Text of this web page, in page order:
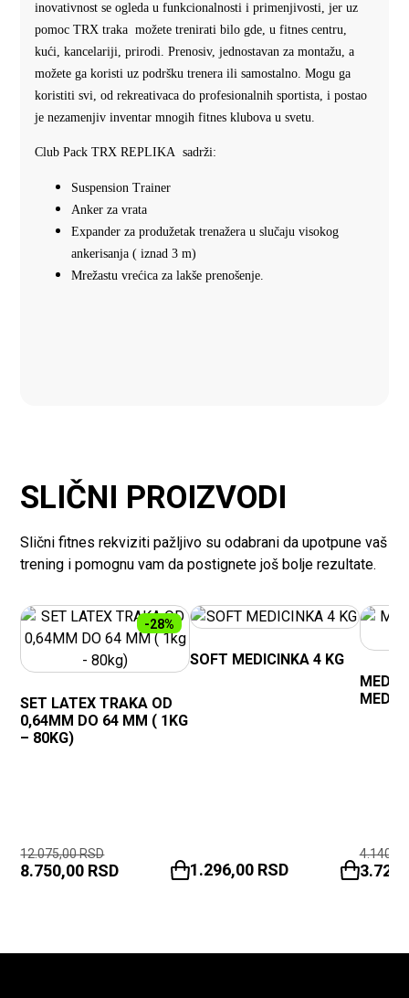
inovativnost se ogleda u funkcionalnosti i primenjivosti, jer uz
pomoc TRX traka možete trenirati bilo gde, u fitnes centru,
kući, kancelariji, prirodi. Prenosiv, jednostavan za montažu, a
možete ga koristi uz podršku trenera ili samostalno. Mogu ga
koristiti svi, od rekreativaca do profesionalnih sportista, i postao
je nezamenjiv inventar mnogih fitnes klubova u svetu.
Club Pack TRX REPLIKA sadrži:
Suspension Trainer
Anker za vrata
Expander za produžetak trenažera u slučaju visokog
ankerisanja ( iznad 3 m)
Mrežastu vrećica za lakše prenošenje.
SLIČNI PROIZVODI
Slični fitnes rekviziti pažljivo su odabrani da upotpune vaš
trening i pomognu vam da postignete još bolje rezultate.
-28%
SET LATEX TRAKA OD
0,64MM DO 64 MM ( 1KG
– 80KG)
12.075,00RSD
8.750,00 RSD
SOFT MEDICINKA 4 KG
1.296,00 RSD